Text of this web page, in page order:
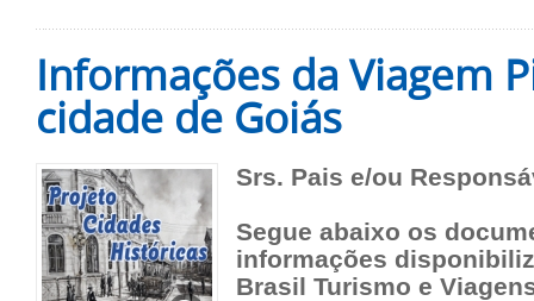
Informações da Viagem
cidade de Goiás
Srs. Pais e/ou
Segue abaixo os
informações
Brasil Turismo e